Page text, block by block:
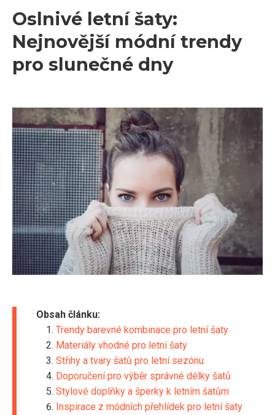
Oslnivé letní šaty:
Nejnovější módní trendy
pro slunečné dny
Obsah článku:
Trendy barevné kombinace pro letní šaty
Materiály vhodné pro letní šaty
Střihy a tvary šatů pro letní sezónu
Doporučení pro výběr správné délky šatů
Stylové doplňky a šperky k letním šatům
Inspirace z módních přehlídek pro letní šaty